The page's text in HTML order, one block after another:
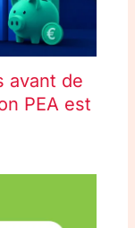
avant de
PEA est